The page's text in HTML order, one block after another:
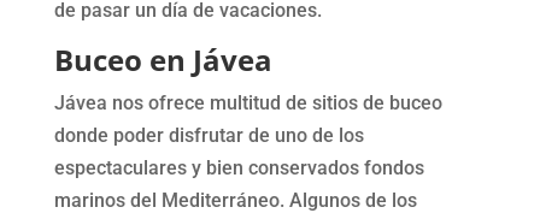
de pasar un día de vacaciones.
Buceo en Jávea
Jávea nos ofrece multitud de sitios de buceo
donde poder disfrutar de uno de los
espectaculares y bien conservados fondos
marinos del Mediterráneo. Algunos de los